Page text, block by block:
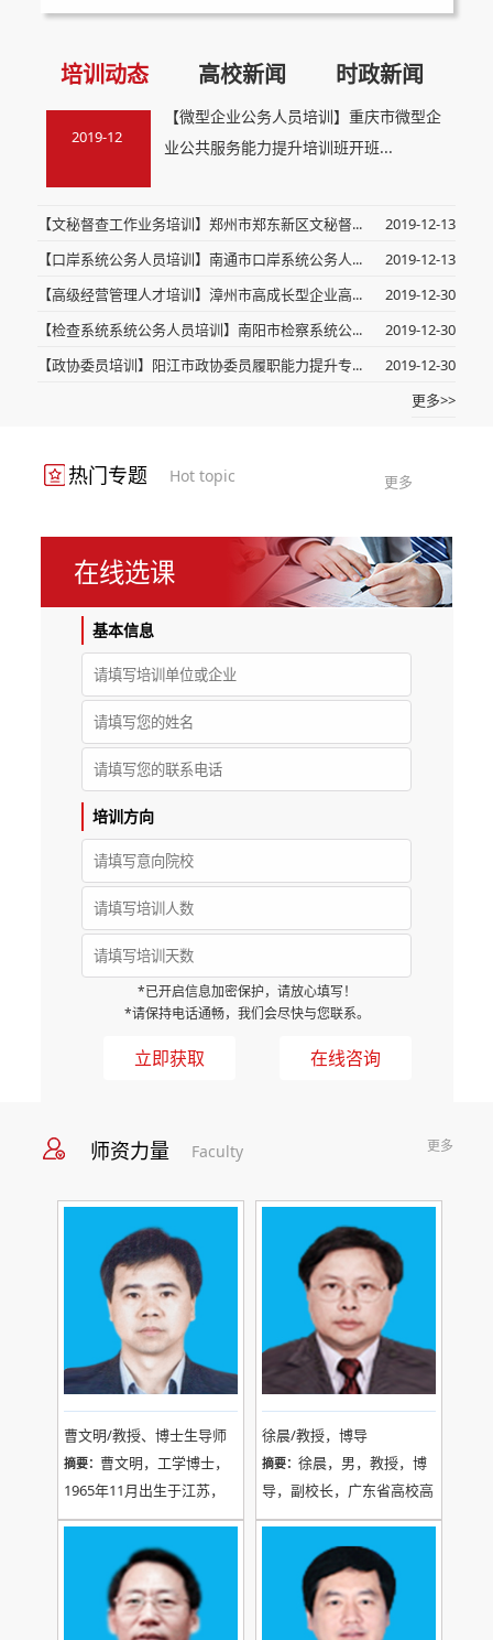
...
培训动态 高校新闻 时政新闻
2019-12
【微型企业公务人员培训】重庆市微型企
业公共服务能力提升培训班开班...
【文秘督查工作业务培训】郑州市郑东新区文秘督...
2019-12-13
【口岸系统公务人员培训】南通市口岸系统公务人...
2019-12-13
【高级经营管理人才培训】漳州市高成长型企业高...
2019-12-30
【检查系统系统公务人员培训】南阳市检察系统公...
2019-12-30
【政协委员培训】阳江市政协委员履职能力提升专...
2019-12-30
更多>>
热门专题 Hot topic 更多
在线选课
基本信息
培训方向
*已开启信息加密保护，请放心填写！
*请保持电话通畅，我们会尽快与您联系。
在线咨询
师资力量 Faculty 更多
曹文明/教授、博士生导师
摘要： 曹文明，工学博士，
1965年11月出生于江苏，
硕士、博士、博士后分别获
得中国科学院系统工程研究
所、东南大学自动化所、中
国科学院半导体所神经网络
研究所。深圳大学信息工程
徐晨/教授，博导
摘要： 徐晨，男，教授，博
导，副校长，广东省高校高
清视频智能分析与处理工程
技术研究中心主任，深圳大
数据智能信息处理工程实验
室主任，曾赴日本关西大学
及美国夏威夷大学作高访研